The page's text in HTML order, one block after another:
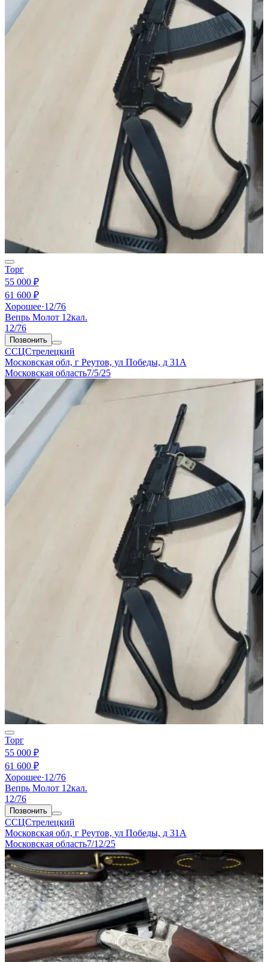
Торг
55 000 ₽
61 600 ₽
Хорошее·12/76
Вепрь Молот 12кал.
12/76
Позвонить
ССЦСтрелецкий
Московская обл, г Реутов, ул Победы, д 31А
Московская область7/5/25
Торг
55 000 ₽
61 600 ₽
Хорошее·12/76
Вепрь Молот 12кал.
12/76
Позвонить
ССЦСтрелецкий
Московская обл, г Реутов, ул Победы, д 31А
Московская область7/12/25